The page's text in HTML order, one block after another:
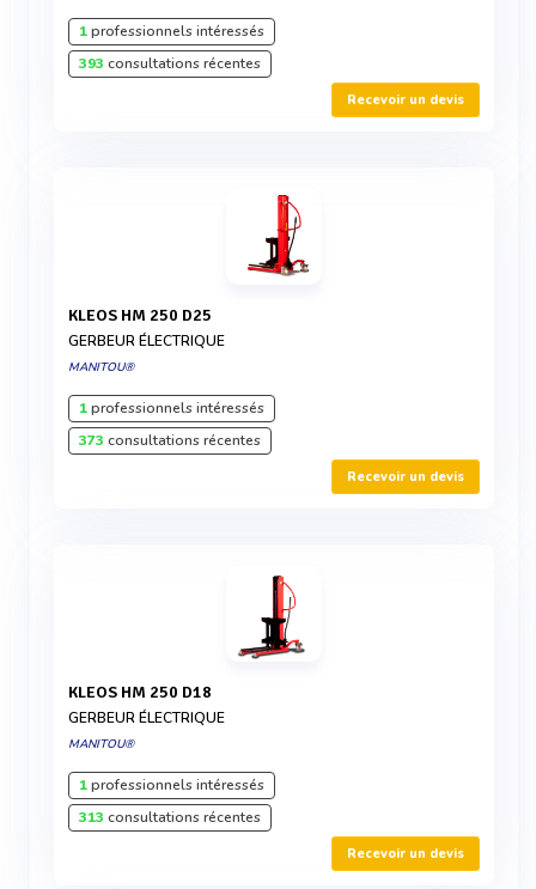
1professionnels intéressés
393 consultations récentes
Recevoir un devis
KLEOS HM 250 D25
GERBEUR ÉLECTRIQUE
MANITOU®
1professionnels intéressés
373 consultations récentes
Recevoir un devis
KLEOS HM 250 D18
GERBEUR ÉLECTRIQUE
MANITOU®
1professionnels intéressés
313 consultations récentes
Recevoir un devis